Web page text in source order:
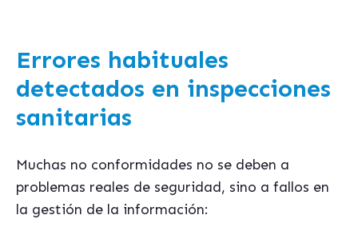
Errores habituales
detectados en inspecciones
sanitarias
Muchas no conformidades no se deben a
problemas reales de seguridad, sino a fallos en
la gestión de la información: